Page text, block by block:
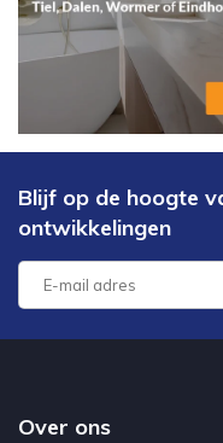
Blijf op de hoogte
ontwikkelingen
Over ons